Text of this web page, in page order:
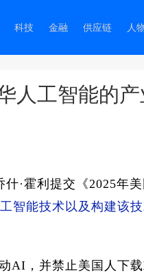
科技 金融 供应链 人
人工智能的
·霍利提交《2025年
智能技术以及构建该
AI，并禁止美国人下载